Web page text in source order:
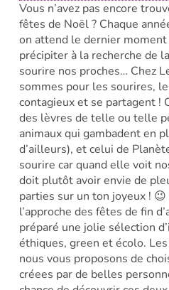
Vous n’avez pas encore
fêtes de Noël ? Chaque
on attend le dernier
précipiter à la recherche de
sourire nos proches… Chez
sommes pour les sourires,
contagieux et se partagent !
des lèvres de telle ou telle
animaux qui gambadent en
d’ailleurs), et celui de
sourire car quand elle voit
doit plutôt avoir envie de
parties sur un ton joyeux !
l’approche des fêtes de fin
préparé une jolie sélection
éthiques, green et écolo.
nous vous proposons de
créees par de belles